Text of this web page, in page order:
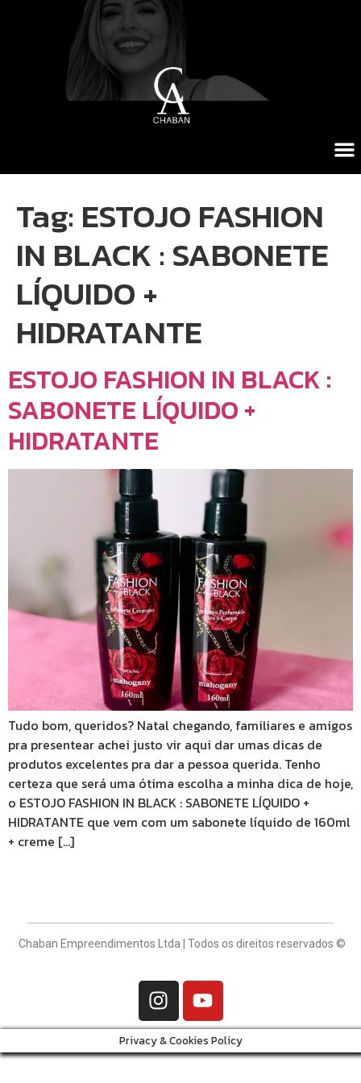
Tag: ESTOJO FASHION
IN BLACK : SABONETE
LÍQUIDO +
HIDRATANTE
ESTOJO FASHION IN BLACK :
SABONETE LÍQUIDO +
HIDRATANTE
Tudo bom, queridos? Natal chegando, familiares e amigos
pra presentear achei justo vir aqui dar umas dicas de
produtos excelentes pra dar a pessoa querida. Tenho
certeza que será uma ótima escolha a minha dica de hoje,
o ESTOJO FASHION IN BLACK : SABONETE LÍQUIDO +
HIDRATANTE que vem com um sabonete líquido de 160ml
+ creme […]
Chaban Empreendimentos Ltda | Todos os direitos reservados ©
Privacy & Cookies Policy